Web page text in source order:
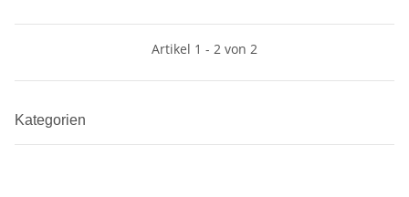
Artikel 1 - 2 von 2
Kategorien